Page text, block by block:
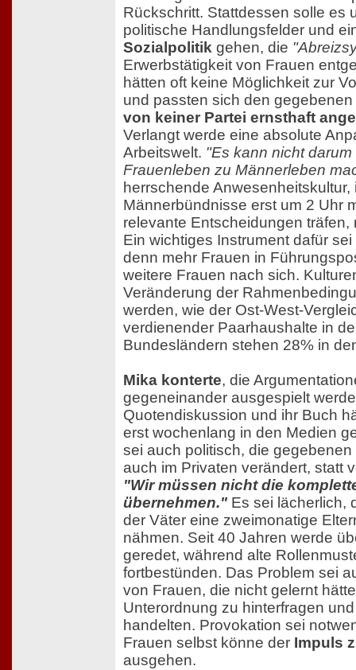
Rückschritt. Stattdessen solle es
politische Handlungsfelder und
Sozialpolitik gehen, die
Erwerbstätigkeit von Frauen
hätten oft keine Möglichkeit zur
und passten sich den
von keiner Partei ernsthaft
Verlangt werde eine absolute
Arbeitswelt. "Es kann nicht
Frauenleben zu Männerleben
herrschende Anwesenheitskultur,
Männerbündnisse erst um 2 Uhr
relevante Entscheidungen
Ein wichtiges Instrument dafür
denn mehr Frauen in
weitere Frauen nach sich.
Veränderung der
werden, wie der Ost-West-
verdienender Paarhaushalte in
Bundesländern stehen 28% in
Mika konterte, die
gegeneinander ausgespielt
Quotendiskussion und ihr Buch
erst wochenlang in den Medien
sei auch politisch, die
auch im Privaten verändert, statt
"Wir müssen nicht die
übernehmen." Es sei lächerlich,
der Väter eine zweimonatige
nähmen. Seit 40 Jahren werde
geredet, während alte
fortbestünden. Das Problem sei
von Frauen, die nicht gelernt
Unterordnung zu hinterfragen
handelten. Provokation sei
Frauen selbst könne der Impuls
ausgehen.